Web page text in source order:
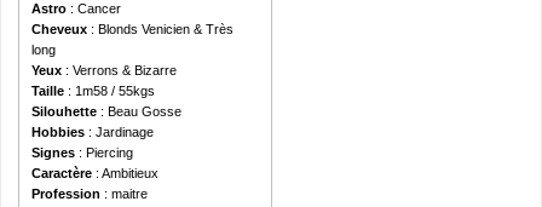
Astro : Cancer
Cheveux : Blonds Venicien & Très
long
Yeux : Verrons & Bizarre
Taille : 1m58 / 55kgs
Silouhette : Beau Gosse
Hobbies : Jardinage
Signes : Piercing
Caractère : Ambitieux
Profession : maitre